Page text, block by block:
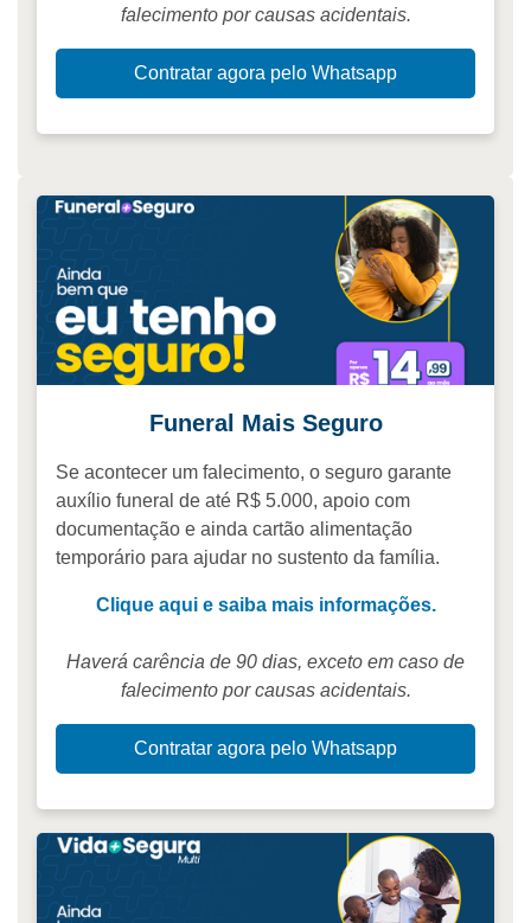
falecimento por causas acidentais.
Contratar agora pelo Whatsapp
Funeral Mais Seguro
Se acontecer um falecimento, o seguro garante
auxílio funeral de até R$ 5.000, apoio com
documentação e ainda cartão alimentação
temporário para ajudar no sustento da família.
Clique aqui e saiba mais informações.
Haverá carência de 90 dias, exceto em caso de
falecimento por causas acidentais.
Contratar agora pelo Whatsapp